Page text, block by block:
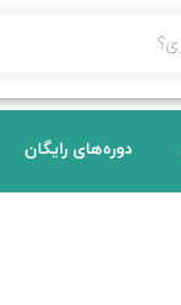
دوره‌های رایگان